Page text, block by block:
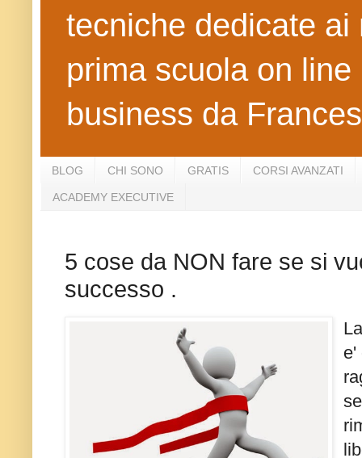
tecniche dedicate
prima scuola on
business da
BLOG CHI SONO GRATIS CORSI AVANZATI
ACADEMY EXECUTIVE
5 cose da NON fare se si
successo .
e'